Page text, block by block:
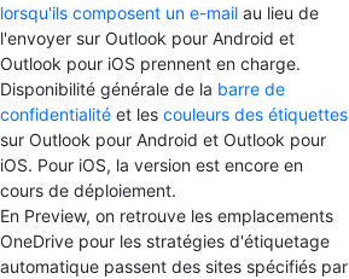
lorsqu'ils composent un e-mail au lieu de
l'envoyer sur Outlook pour Android et
Outlook pour iOS prennent en charge.
Disponibilité générale de la barre de
confidentialité et les couleurs des étiquettes
sur Outlook pour Android et Outlook pour
iOS. Pour iOS, la version est encore en
cours de déploiement.
En Preview, on retrouve les emplacements
OneDrive pour les stratégies d'étiquetage
automatique passent des sites spécifiés par